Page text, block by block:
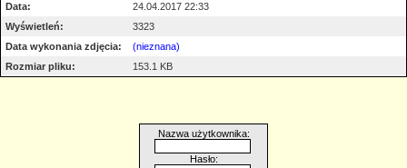
Data:
24.04.2017 22:33
Wyświetleń:
3323
Data wykonania zdjęcia:
(nieznana)
Rozmiar pliku:
153.1 KB
Nazwa użytkownika:
Hasło: